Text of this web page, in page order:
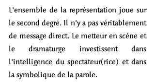
L'ensemble de la représentation joue sur
le second degré. Il n'y a pas véritablement
de message direct. Le metteur en scène et
le dramaturge investissent dans
l'intelligence du spectateur(rice) et dans
la symbolique de la parole.